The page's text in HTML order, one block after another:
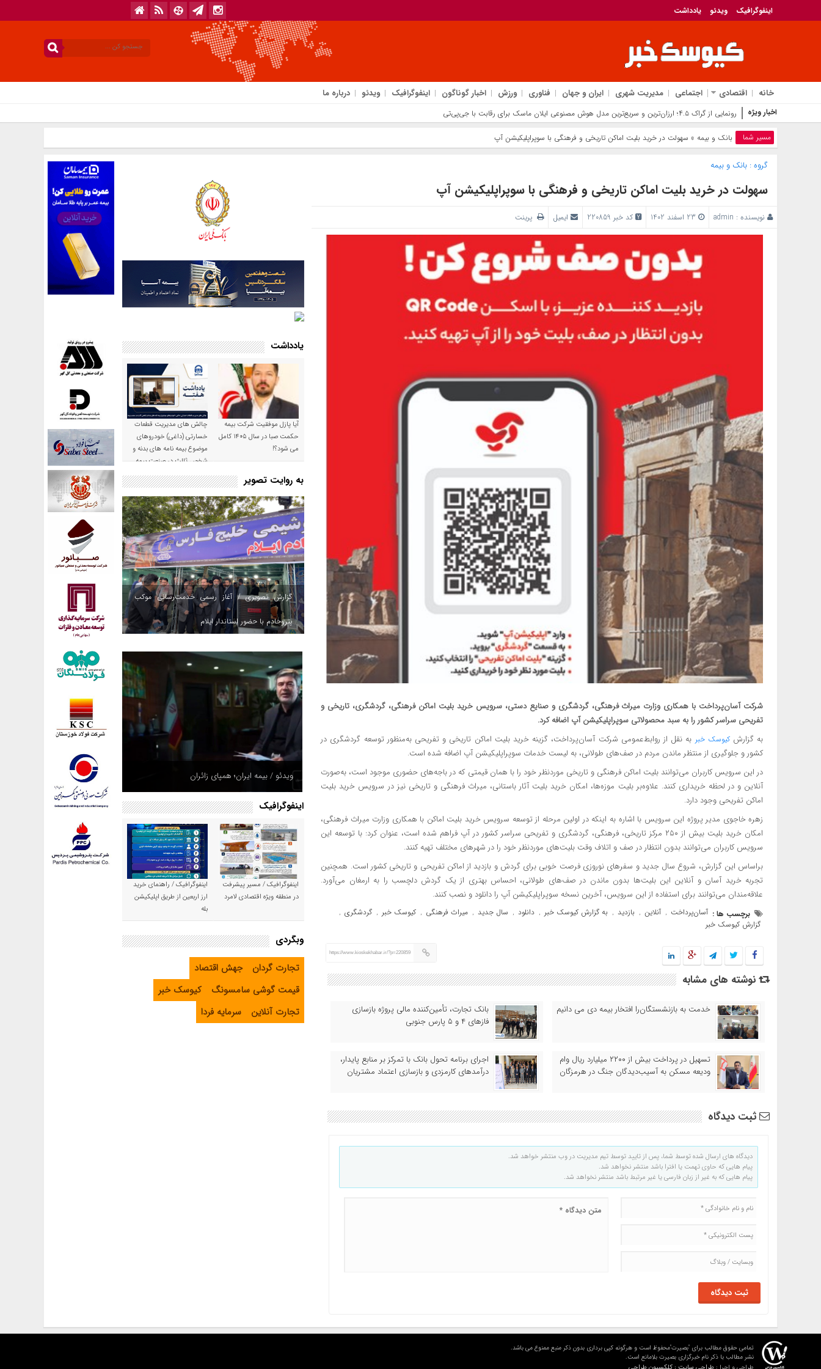
اینفوگرافیک ویدئو یادداشت
خانه اقتصادی اجتماعی مدیریت شهری ایران و جهان فناوری ورزش اخبار گوناگون اینفوگرافیک ویدئو درباره ما
اخبار ویژه رونمایی از گراک ۴.۵؛ ارزان‌ترین و سریع‌ترین مدل هوش مصنوعی ایلان ماسک برای رقابت با جی‌پی‌تی
مسیر شما بانک‌ و بیمه » سهولت در خرید بلیت اماکن تاریخی و فرهنگی با سوپراپلیکیشن آپ
گروه :بانک‌ و بیمه
سهولت در خرید بلیت اماکن تاریخی و فرهنگی با سوپراپلیکیشن آپ
نویسنده : admin کد خبر 220859 ایمیل پرینت
شرکت آسان‌پرداخت با همکاری وزارت میراث فرهنگی، گردشگری و صنایع دستی، سرویس خرید بلیت اماکن فرهنگی، گردشگری، تاریخی و
تفریحی سراسر کشور را به سبد محصولاتی سوپراپلیکیشن آپ اضافه کرد.
به گزارشکیوسک خبر به نقل از روابط‌عمومی شرکت آسان‌پرداخت، گزینه خرید بلیت اماکن تاریخی و تفریحی به‌منظور توسعه گردشگری در
کشور و جلوگیری از منتظر ماندن مردم در صف‌های طولانی، به لیست خدمات سوپراپلیکیشن آپ اضافه شده است.
در این سرویس کاربران می‌توانند بلیت اماکن فرهنگی و تاریخی موردنظر خود را با همان قیمتی که در باجه‌های حضوری موجود است، به‌صورت
آنلاین و در لحظه خریداری کنند. علاوه‌بر بلیت موزه‌ها، امکان خرید بلیت آثار باستانی، میراث فرهنگی و تاریخی نیز در سرویس خرید بلیت
اماکن تفریحی وجود دارد.
زهره خاجوی مدیر پروژه این سرویس با اشاره به اینکه در اولین مرحله از توسعه سرویس خرید بلیت اماکن با همکاری وزارت میراث فرهنگی،
امکان خرید بلیت بیش از ۲۵۰ مرکز تاریخی، فرهنگی، گردشگری و تفریحی سراسر کشور در آپ فراهم شده است، عنوان کرد: با توسعه این
سرویس کاربران می‌توانند بدون انتظار در صف و اتلاف وقت بلیت‌های موردنظر خود را در شهرهای مختلف تهیه کنند.
براساس این گزارش، شروع سال جدید و سفرهای نوروزی فرصت خوبی برای گردش و بازدید از اماکن تفریحی و تاریخی کشور است. همچنین
تجربه خرید آسان و آنلاین این بلیت‌ها بدون ماندن در صف‌های طولانی، احساس بهتری از یک گردش دلچسب را به ارمغان می‌آورد.
علاقه‌مندان می‌توانند برای استفاده از این سرویس، آخرین نسخه سوپراپلیکیشن آپ را دانلود و نصب کنند.
برچسب ها : آسان‌پرداخت , آنلاین , بازدید , به گزارش کیوسک خبر , دانلود , سال جدید , میراث فرهنگی , کیوسک خبر , گردشگری ,
گزارش کیوسک خبر
https://www.kioskekhabar.ir/?p=220859
نوشته های مشابه
خدمت به بازنشستگان‌را افتخار بیمه دی می دانیم
بانک تجارت، تأمین‌کننده مالی پروژه بازسازی
فازهای ۴ و ۵ پارس جنوبی
تسهیل در پرداخت بیش از ۲۲۰۰ میلیارد ریال وام
ودیعه مسکن به آسیب‌دیدگان جنگ در هرمزگان
اجرای برنامه تحول بانک با تمرکز بر منابع پایدار،
درآمدهای کارمزدی و بازسازی اعتماد مشتریان
ثبت دیدگاه
دیدگاه های ارسال شده توسط شما، پس از تایید توسط تیم مدیریت در وب منتشر خواهد شد.
پیام هایی که حاوی تهمت یا افترا باشد منتشر نخواهد شد.
پیام هایی که به غیر از زبان فارسی یا غیر مرتبط باشد منتشر نخواهد شد.
یادداشت
آیا پازل موفقیت شرکت بیمه
حکمت صبا در سال ۱۴۰۵ کامل
می شود؟!
چالش های مدیریت قطعات
خسارتی (داغی) خودروهای
موضوع بیمه نامه های بدنه و
شخص ثالث در صنعت بیمه
به روایت تصویر
گزارش تصویری / آغاز رسمی خدمت‌رسانی موکب
پتروخادم با حضور استاندار ایلام
ویدئو / بیمه ایران؛ همپای زائران
اینفوگرافیک
اینفوگرافیک / مسیر پیشرفت
در منطقه ویژه اقتصادی لامرد
اینفوگرافیک / راهنمای خرید
ارز اربعین از طریق اپلیکیشن
بله
وبگردی
تجارت گردان
جهش اقتصاد
قیمت گوشی سامسونگ
کیوسک خبر
تجارت آنلاین
سرمایه فردا
تمامی حقوق مطالب برای "بصیرت"محفوظ است و هرگونه کپی برداری بدون ذکر منبع ممنوع می باشد.
نشر مطالب با ذکر نام خبرگزاری بصیرت بلامانع است.